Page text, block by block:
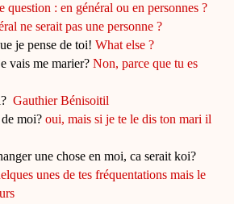
question : en général ou en personnes ?
ne serait pas une personne ?
je pense de toi!What else ?
vais me marier?Non, parce que tu es
Gauthier Bénisoitil
de moi?oui, mais si je te le dis ton mari il
une chose en moi, ca serait koi?
unes de tes fréquentations mais le